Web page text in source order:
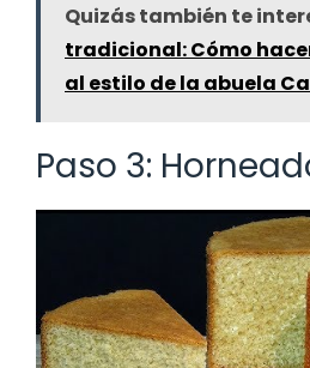
Quizás también te
tradicional: Cómo
al estilo de la abuela
Paso 3: